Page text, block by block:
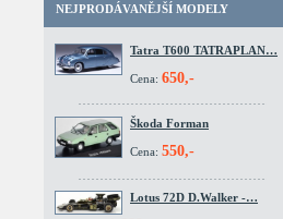
NEJPRODÁVANĚJŠÍ MODELY
Tatra T600 TATRAPLAN…
Cena: 650,-
Škoda Forman
Cena: 550,-
Lotus 72D D.Walker -…